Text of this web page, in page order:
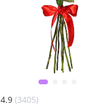
4.9 (3405)